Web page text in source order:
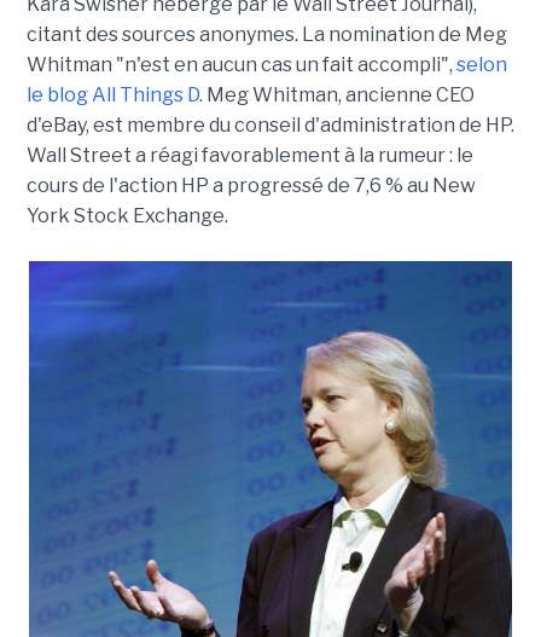
citant des sources anonymes. La nomination de Meg
Whitman "n'est en aucun cas un fait accompli", selon
le blog All Things D. Meg Whitman, ancienne CEO
d'eBay, est membre du conseil d'administration de HP.
Wall Street a réagi favorablement à la rumeur : le
cours de l'action HP a progressé de 7,6 % au New
York Stock Exchange.